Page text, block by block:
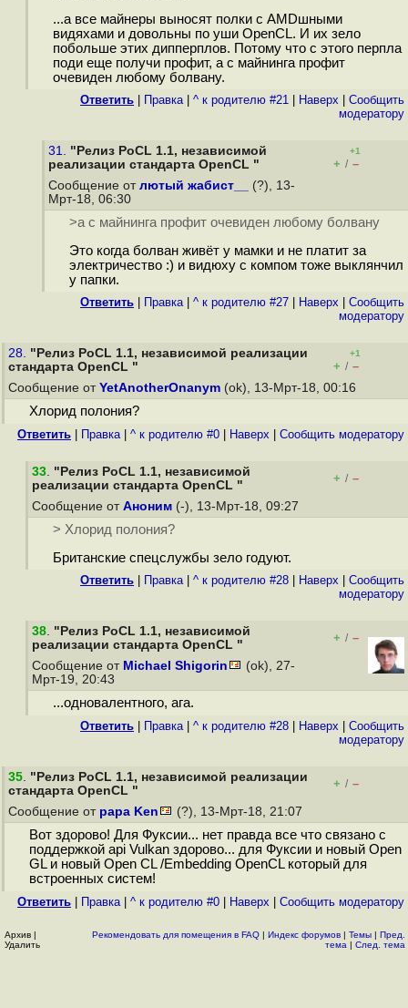
...а все майнеры выносят полки с AMDшными
видяхами и довольны по уши OpenCL. И их зело
побольше этих дипперплов. Потому что с этого перпла
поди еще получи профит, а с майнинга профит
очевиден любому болвану.
Ответить Правка| ^ к родителю #21 Наверх
Cообщить
модератору
31. "Релиз PoCL 1.1, независимой
реализации стандарта OpenCL "
+1
+ / –
Сообщение от лютый жабист__
(?), 13-
Мрт-18, 06:30
>а с майнинга профит очевиден любому болвану
Это когда болван живёт у мамки и не платит за
электричество :) и видюху с компом тоже выклянчил
у папки.
Ответить Правка| ^ к родителю #27 Наверх
Cообщить
модератору
28. "Релиз PoCL 1.1, независимой реализации
стандарта OpenCL "
+1
+ / –
Сообщение от YetAnotherOnanym (ok), 13-Мрт-18, 00:16
Хлорид полония?
Ответить Правка| ^ к родителю #0 Наверх Cообщить модератору
33. "Релиз PoCL 1.1, независимой
реализации стандарта OpenCL "
+ / –
Сообщение от Аноним (-), 13-Мрт-18, 09:27
> Хлорид полония?
Британские спецслужбы зело годуют.
Ответить Правка| ^ к родителю #28 Наверх
Cообщить
модератору
38. "Релиз PoCL 1.1, независимой
реализации стандарта OpenCL "
+ / –
Сообщение от Michael Shigorin
(ok), 27-
Мрт-19, 20:43
...одновалентного, ага.
Ответить Правка| ^ к родителю #28 Наверх
Cообщить
модератору
35. "Релиз PoCL 1.1, независимой реализации
стандарта OpenCL "
+ / –
Сообщение от papa Ken (?), 13-Мрт-18, 21:07
Вот здорово! Для Фуксии... нет правда все что связано с
поддержкой api Vulkan здорово... для Фуксии и новый Open
GL и новый Open CL /Embedding OpenCL который для
встроенных систем!
Ответить Правка| ^ к родителю #0 Наверх Cообщить модератору
Архив |
Удалить
Рекомендовать для помещения в FAQ | Индекс форумов | Темы | Пред.
тема | След. тема